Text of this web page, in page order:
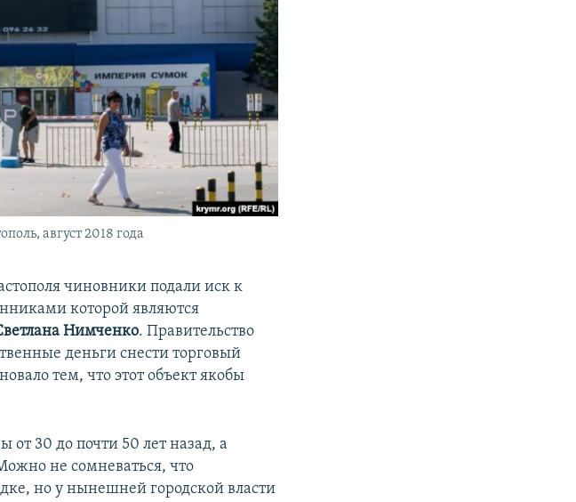
август 2018 года
чиновники подали иск к
которой являются
Нимченко. Правительство
деньги снести торговый
тем, что этот объект якобы
от 30 до почти 50 лет назад, а
не сомневаться, что
но у нынешней городской власти